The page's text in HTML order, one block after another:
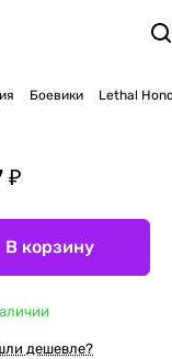
Боевики Lethal
₽
В корзину
дешевле?